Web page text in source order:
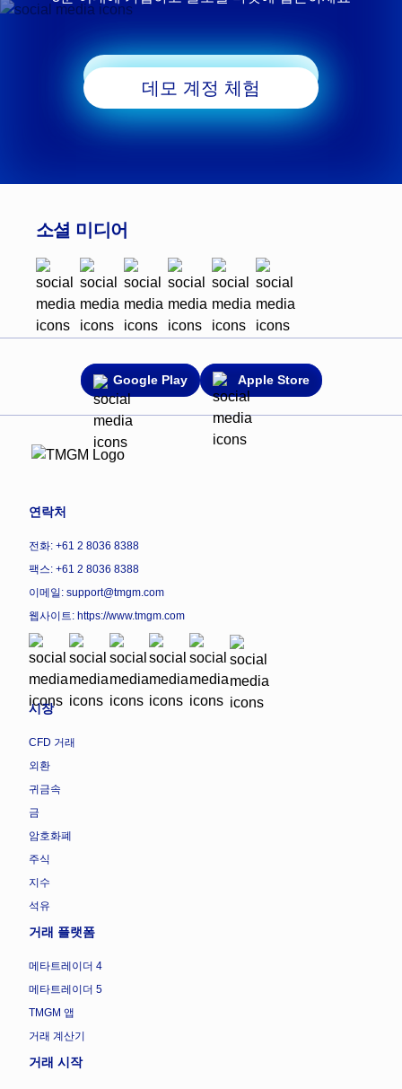
데모 계정 체험
소셜 미디어
Google Play Apple Store
연락처
전화: +61 2 8036 8388
팩스: +61 2 8036 8388
이메일: support@tmgm.com
웹사이트: https://www.tmgm.com
시장
CFD 거래
외환
귀금속
금
암호화폐
주식
지수
석유
거래 플랫폼
메타트레이더 4
메타트레이더 5
TMGM 앱
거래 계산기
거래 시작